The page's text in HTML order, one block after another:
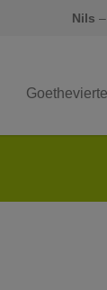
Nils –
Goetheviertel